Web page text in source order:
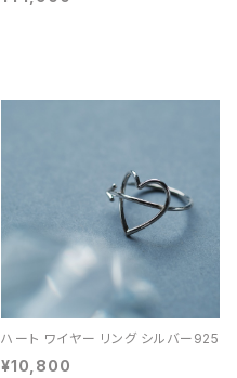
ハート ワイヤー リング シルバー925
¥10,800